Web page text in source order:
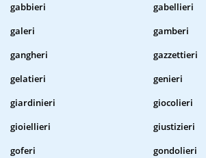
gabbieri
gabellieri
galeri
gamberi
gangheri
gazzettieri
gelatieri
genieri
giardinieri
giocolieri
gioiellieri
giustizieri
goferi
gondolieri